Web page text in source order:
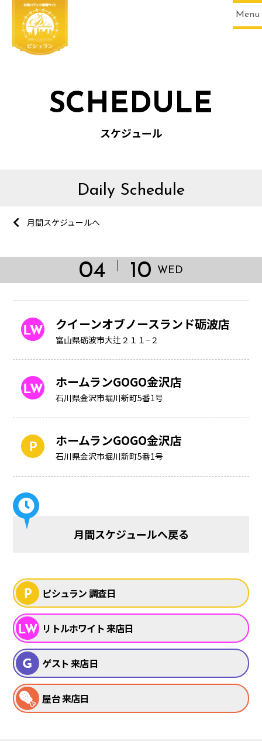
Menu
HOME
SCHEDULE
スケジュール
Daily Schedule
月間スケジュールへ
04 10 WED
クイーンオブノースランド砺波店
富山県砺波市大辻２１１−２
ホームランGOGO金沢店
石川県金沢市堀川新町5番1号
ホームランGOGO金沢店
石川県金沢市堀川新町5番1号
月間スケジュールへ戻る
ピシュラン 調査日
リトルホワイト 来店日
ゲスト 来店日
屋台 来店日